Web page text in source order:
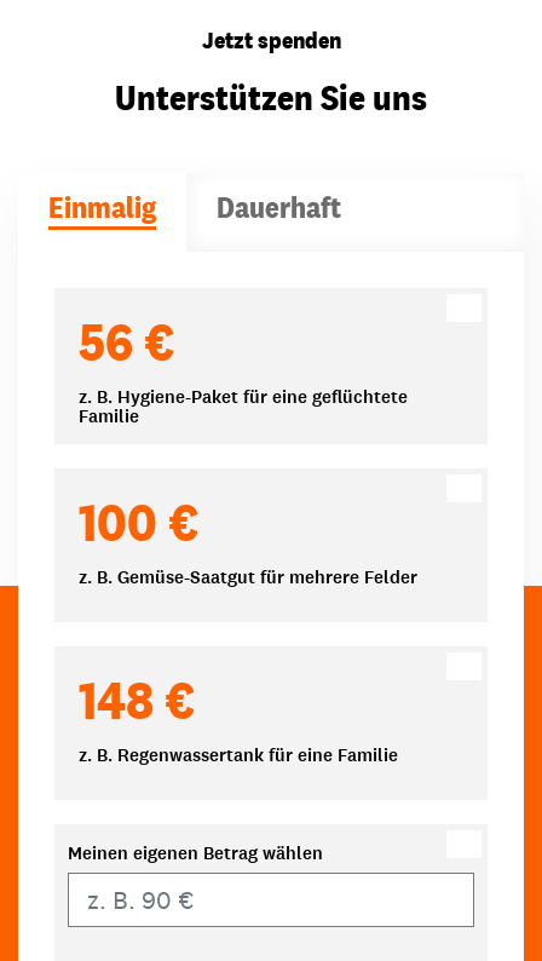
Jetzt spenden
Unterstützen Sie uns
Einmalig Dauerhaft
56 €
z. B. Hygiene-Paket für eine geflüchtete
Familie
100 €
z. B. Gemüse-Saatgut für mehrere Felder
148 €
z. B. Regenwassertank für eine Familie
Meinen eigenen Betrag wählen